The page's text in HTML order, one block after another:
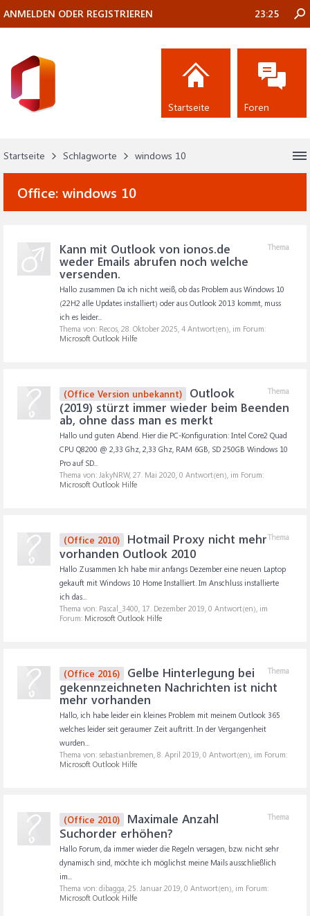
Startseite Schlagworte windows 10
Office: windows 10
Thema
Kann mit Outlook von ionos.de
weder Emails abrufen noch welche
versenden.
Hallo zusammen Da ich nicht weiß, ob das Problem aus Windows 10
(22H2 alle Updates installiert) oder aus Outlook 2013 kommt, muss
ich es leider...
Thema von: Recos, 28. Oktober 2025, 4 Antwort(en), im Forum:
Microsoft Outlook Hilfe
Thema
(Office Version unbekannt)
Outlook
(2019) stürzt immer wieder beim Beenden
ab, ohne dass man es merkt
Hallo und guten Abend. Hier die PC-Konfiguration: Intel Core2 Quad
CPU Q8200 @ 2,33 Ghz, 2,33 Ghz, RAM 6GB, SD 250GB Windows 10
Pro auf SD...
Thema von: JakyNRW, 27. Mai 2020, 0 Antwort(en), im Forum:
Microsoft Outlook Hilfe
Thema
(Office 2010)
Hotmail Proxy nicht mehr
vorhanden Outlook 2010
Hallo Zusammen Ich habe mir anfangs Dezember eine neuen Laptop
gekauft mit Windows 10 Home Installiert. Im Anschluss installierte
ich das...
Thema von: Pascal_3400, 17. Dezember 2019, 0 Antwort(en), im
Forum: Microsoft Outlook Hilfe
Thema
(Office 2016)
Gelbe Hinterlegung bei
gekennzeichneten Nachrichten ist nicht
mehr vorhanden
Hallo, ich habe leider ein kleines Problem mit meinem Outlook 365
welches leider seit geraumer Zeit auftritt. In der Vergangenheit
wurden...
Thema von: sebastianbremen, 8. April 2019, 0 Antwort(en), im Forum:
Microsoft Outlook Hilfe
Thema
(Office 2010)
Maximale Anzahl
Suchorder erhöhen?
Hallo Forum, da immer wieder die Regeln versagen, bzw. nicht sehr
dynamisch sind, möchte ich möglichst meine Mails ausschließlich
im...
Thema von: dibagga, 25. Januar 2019, 0 Antwort(en), im Forum:
Microsoft Outlook Hilfe
ANMELDEN ODER REGISTRIEREN 23:25
Startseite Foren